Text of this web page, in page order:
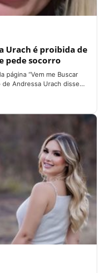
Urach é proibida de
pede socorro
página “Vem me Buscar
de Andressa Urach disse